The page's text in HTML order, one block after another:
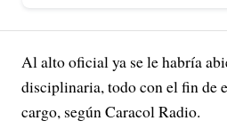
Al alto oficial ya se le habría
disciplinaria, todo con el fin de
cargo, según Caracol Radio.